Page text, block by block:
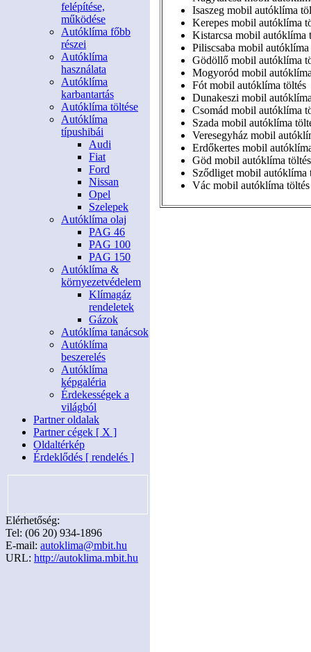
felépítése,
működése
Autóklíma főbb
részei
Autóklíma
használata
Autóklíma
karbantartás
Autóklíma töltése
Autóklíma
típushibái
Audi
Fiat
Ford
Nissan
Opel
Szelepek
Autóklíma olaj
PAG 46
PAG 100
PAG 150
Autóklíma &
környezetvédelem
Klímagáz
rendeletek
Gázok
Autóklíma tanácsok
Autóklíma
beszerelés
Autóklíma
képgaléria
Érdekességek a
világból
Partner oldalak
Partner cégek [ X ]
Oldaltérkép
Érdeklődés [ rendelés ]
Elérhetőség:
Tel: (06 20) 934-1896
E-mail: autoklima@mbit.hu
URL: http://autoklima.mbit.hu
Isaszeg mobil autóklíma
Kerepes mobil autóklíma
Kistarcsa mobil autóklíma
Piliscsaba mobil autóklíma
Gödöllő mobil autóklíma
Mogyoród mobil
Fót mobil autóklíma töltés
Dunakeszi mobil
Csomád mobil autóklíma
Szada mobil autóklíma
Veresegyház mobil
Erdőkertes mobil
Göd mobil autóklíma töltés
Sződliget mobil autóklíma
Vác mobil autóklíma töltés